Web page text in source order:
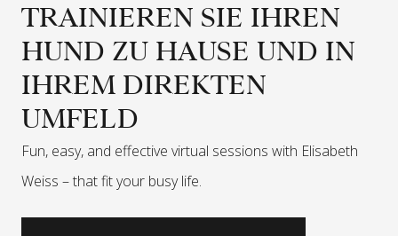
TRAINIEREN SIE IHREN
HUND ZU HAUSE UND IN
IHREM DIREKTEN
UMFELD
Fun, easy, and effective virtual sessions with Elisabeth
Weiss –that fit your busy life.